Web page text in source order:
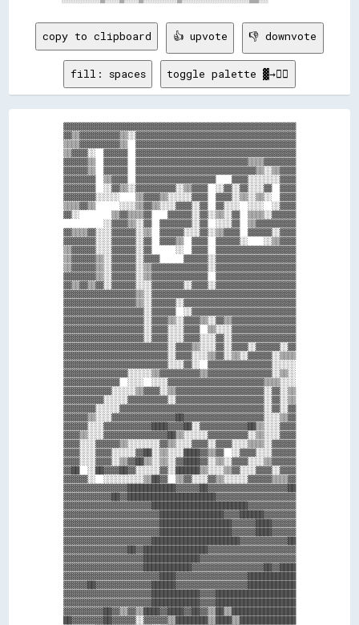
copy to clipboard 👍 upvote 👎 downvote
fill: spaces toggle palette ▓→✊🏽
▓▓▓▓▓▓▓▓▓▓▓▓▓▓▓▓▓▓▓▓▓▓▓▓▓▓▓▓▓▓▓▓▓▓▓▓▓▓▓▓▓▓▓▓▓▓▓▓▓▓▓▓▓▓▓▓▓▓
▓▓▒▒▓▓▓▓▓▓▓▓▓▓▒▒░░▓▓▓▓▓▓▓▓▓▓▓▓▓▓▓▓▓▓▓▓▓▓▓▓▓▓▓▓▓▓▓▓▓▓▓▓▓▓▓▓
▒▒▒▒▓▓▓▓▓▓▓▓▓▓▒▒  ▓▓▓▓▓▓▓▓▓▓▓▓▓▓▓▓▓▓▓▓▓▓▓▓▓▓▓▓▓▓▓▓▓▓▓▓▓▓▓▓
▒▒▓▓▓▓░░  ▓▓▓▓▓▓  ▓▓▓▓▓▓▓▓▓▓▓▓▓▓▓▓▓▓▓▓▓▓▓▓▓▓▓▓▓▓▓▓▓▓▓▓▓▓▓▓
▓▓▓▓▓▓▒▒  ▓▓▓▓▓▓  ▓▓▓▓▓▓▓▓▓▓▓▓▓▓▓▓▓▓▓▓▓▓▓▓▓▓▓▓▒▒▒▒▓▓▓▓▓▓▓▓
▓▓▓▓▓▓▒▒  ▓▓▓▓▓▓  ▓▓▓▓▓▓▓▓▓▓▓▓▓▓▓▓▓▓▓▓▓▓▓▓▓▓▓▓▓▓▒▒░░▒▒▓▓▓▓
▓▓▓▓▓▓▓▓  ▒▒▓▓▓▓  ▓▓▓▓▓▓▓▓▓▓▓▓▓▓▓▓▓▓▓▓    ▓▓▓▓░░░░░░░░▓▓▓▓
▓▓▓▓▓▓▓▓  ░░▓▓▒▒░░▓▓▓▓▓▓▓▓▓▓░░▒▒▓▓▓▓  ░░▓▓░░▓▓░░░░▓▓  ▓▓▓▓
▓▓▓▓▓▓▓▓░░░░░░    ▒▒▓▓▓▓▒▒░░░░░░▓▓▓▓  ▓▓▓▓░░▒▒░░▒▒░░  ▓▓▓▓
▒▒▒▒▓▓▒▒      ░░░░▒▒▓▓▒▒░░░░▓▓▓▓░░▓▓  ▓▓░░░░  ░░░░  ░░▓▓▓▓
▓▓░░        ▒▒▓▓▒▒▒▒▓▓    ▓▓▓▓▓▓░░▓▓░░▒▒░░▓▓  ▒▒▒▒░░▓▓▓▓▓▓
          ░░▓▓▓▓▒▒░░▓▓  ▓▓▓▓▓▓▓▓░░▓▓  ░░░░▓▓  ▒▒▓▓▓▓▓▓▓▓▓▓
▓▓▒▒▒▒▓▓░░░░▓▓▓▓▓▓░░▒▒  ▓▓▓▓▓▓░░░░▓▓░░▒▒▓▓▓▓  ▓▓▓▓▓▓░░▓▓▓▓
▓▓▓▓▓▓▓▓░░░░▓▓▓▓▓▓░░▓▓  ▓▓▓▓▒▒  ▓▓▓▓  ▓▓▓▓▓▓░░    ░░▒▒▓▓▓▓
▒▒▓▓▓▓▓▓░░░░▓▓▓▓▓▓░░▓▓      ░░  ▓▓▓▓  ▓▓▓▓▓▓▓▓▓▓▓▓▓▓▓▓▓▓▓▓
▒▒▓▓▓▓▓▓▒▒░░▓▓▓▓▓▓░░▓▓▓▓      ▓▓▓▓▓▓░░▓▓▓▓▓▓▓▓▓▓▓▓▓▓▓▓▓▓▓▓
▒▒▓▓▓▓▓▓▒▒░░▓▓▓▓▓▓░░▒▒▓▓▓▓▓▓▓▓▓▓▓▓▓▓░░▓▓▓▓▓▓▓▓▓▓▓▓▓▓▓▓▓▓▓▓
▓▓▓▓▓▓▓▓▒▒░░▓▓▓▓▓▓░░▒▒▓▓▓▓▓▓▓▓▓▓▓▓▓▓  ▓▓▓▓▓▓▓▓▓▓▓▓▓▓▓▓▓▓▓▓
▓▓▒▒▓▓▒▒▓▓░░▓▓▓▓▓▓░░░░▓▓▓▓▓▓▓▓░░▓▓▓▓░░▓▓▓▓▓▓▓▓▓▓▓▓▓▓▓▓▓▓▓▓
▓▓▓▓▓▓▓▓▓▓▓▓▓▓▓▓▓▓▒▒░░▓▓▓▓▓▓▓▓▓▓▓▓▓▓▓▓▓▓▓▓▓▓▓▓▓▓▓▓▓▓▓▓▓▓▓▓
▓▓▓▓▓▓▓▓▓▓▓▓▓▓▓▓▓▓▒▒░░▓▓▓▓▓▓░░▓▓▓▓▓▓▓▓▓▓▓▓▓▓▓▓▓▓▓▓▓▓▓▓▓▓▓▓
▓▓▓▓▓▓▓▓▓▓▓▓▓▓▓▓▓▓▓▓░░▓▓▓▓▓▓  ░░▓▓▓▓▓▓▓▓▓▓▓▓▓▓▓▓▓▓▓▓▓▓▓▓▓▓
▓▓▓▓▓▓▓▓▓▓▓▓▓▓▓▓▓▓▓▓░░▓▓▓▓▒▒░░▓▓▓▓▒▒░░▓▓▒▒▓▓▓▓▓▓▓▓▓▓▓▓▓▓▓▓
▓▓▓▓▓▓▓▓▓▓▓▓▓▓▓▓▓▓▓▓░░▓▓▓▓░░░░▓▓▓▓  ▒▒░░░░▓▓▓▓▓▓▓▓▓▓▓▓▓▓▓▓
▓▓▓▓▓▓▓▓▓▓▓▓▓▓▓▓▓▓▓▓░░▓▓▓▓░░░░▓▓▓▓░░░░▓▓░░▓▓▓▓▓▓▓▓▓▓▓▓▓▓▓▓
▓▓▓▓▓▓▓▓▓▓▓▓▓▓▓▓▓▓▓▓▓▓▓▓▓▓░░▓▓▓▓▒▒░░░░▓▓░░▓▓▓▓░░▓▓▓▓▓▓░░▓▓
▓▓▓▓▓▓▓▓▓▓▓▓▓▓▓▓▓▓▓▓▓▓▓▓▓▓░░▓▓▓▓░░░░▒▒▓▓░░▒▒░░▓▓▓▓▓▓░░▒▒▒▒
▓▓▓▓▓▓▓▓▓▓▓▓▓▓▓▓▓▓▓▓▓▓▓▓▓▓░░░░▓▓░░  ▓▓▓▓▓▓▓▓▓▓▓▓▓▓▓▓░░░░░░
▓▓▓▓▓▓▓▓▓▓▓▓▓▓▓▓░░░░░░▒▒▓▓▓▓▓▓▓▓▓▓▒▒▓▓▓▓▓▓▓▓▓▓▓▓▓▓▓▓░░▒▒░░
▓▓▓▓▓▓▓▓▓▓▓▓▓▓  ░░░░  ░░░░▓▓▓▓▓▓▓▓▓▓▓▓▓▓▓▓▓▓▓▓▓▓▓▓▒▒▒▒░░░░
▓▓▓▓▓▓▓▓▓▓▓▓░░░░░░▒▒▓▓▓▓░░▒▒▓▓▓▓▓▓▓▓▓▓▓▓▓▓▓▓▓▓▓▓▓▓░░▓▓░░▒▒
▓▓▓▓▓▓▓▓▓▓░░░░░░▓▓▓▓▓▓▓▓▓▓░░▓▓▓▓▓▓▓▓▓▓▓▓▓▓▓▓▓▓▓▓▓▓░░▓▓░░▒▒
▓▓▓▓▓▓▓▓░░░░░░▓▓▓▓▓▓▓▓▓▓▓▓▓▓▓▓▓▓▓▓▓▓▓▓▓▓▓▓▓▓▓▓▓▓▓▓░░▓▓░░▓▓
▓▓▓▓▓▓▒▒░░░░▓▓▓▓▓▓▓▓▓▓▓▓▓▓▓▓██▓▓▓▓▓▓▓▓▓▓▓▓▓▓▓▓▓▓▓▓░░░░▒▒▓▓
▓▓▓▓▓▓░░░░▓▓▓▓▓▓▓▓▓▓▓▓████▓▓▓▓██░░▓▓▓▓▓▓▓▓▓▓▓▓██▒▒░░░░▓▓▓▓
▓▓▓▓▒▒░░░░▓▓▓▓▓▓▓▓▓▓▓▓▓▓▓▓██▒▒░░░░░░▓▓▓▓▓▓▓▓▓▓░░▒▒░░░░▓▓▓▓
▓▓▓▓░░░░▓▓▓▓▓▓▒▒░░░░░░░░▓▓▒▒░░░░▓▓▓▓░░▓▓▓▓░░░░▒▒▒▒░░▓▓▓▓▓▓
▓▓▓▓░░░░▓▓▓▓░░░░░░▓▓██░░▒▒░░░░████▓▓▒▒▓▓  ░░▓▓▓▓░░░░▓▓▓▓▓▓
▓▓▓▓░░░░▓▓▓▓░░▒▒▓▓██▒▒░░▒▒░░▓▓████▓▓░░▒▒░░▓▓▓▓░░░░▒▒▓▓▓▓▓▓
▓▓██  ░░██▓▓▓▓██▓▓░░░░░░▓▓░░██████▒▒░░░░▒▒▓▓░░░░▓▓▓▓░░▓▓▓▓
▓▓▓▓▓▓░░  ░░░░░░░░░░▒▒██▓▓  ▒▒▓▓░░░░▓▓▒▒░░░░░░▓▓▓▓▓▓▒▒▒▒▓▓
▓▓▓▓▓▓▓▓▓▓▓▓▓▓▓▓████████████▓▓▓▓▓▓██▓▓▓▓▓▓▓▓▓▓▓▓▓▓▓▓▓▓▓▓██
▓▓▓▓▓▓▓▓▓▓▓▓██▓▓██████████████████████▓▓▓▓▓▓▓▓▓▓▓▓▓▓▓▓▓▓▓▓
▓▓▓▓▓▓▓▓▓▓▓▓▓▓▓▓▓▓▓▓▓▓████████████████████████▓▓▓▓▓▓▓▓▓▓▓▓
▓▓▓▓▓▓▓▓▓▓▓▓▓▓▓▓▓▓▓▓▓▓▓▓████████████████▓▓▓▓██████▓▓▓▓▓▓▓▓
▓▓▓▓▓▓▓▓▓▓▓▓▓▓▓▓▓▓▓▓▓▓▓▓██████████████████▓▓▓▓▓▓████▓▓▓▓▓▓
▓▓▓▓▓▓▓▓▓▓▓▓▓▓▓▓▓▓▓▓▓▓▓▓██████████████████▓▓▓▓▓▓████▓▓▓▓▓▓
▓▓▓▓▓▓▓▓▓▓▓▓▓▓▓▓▓▓▓▓▓▓██████████████████████▓▓▓▓▓▓▓▓▓▓▓▓██
▓▓▓▓▓▓▓▓▓▓▓▓▓▓▓▓██▓▓████████████████▓▓▓▓▓▓▓▓▓▓▓▓▓▓▓▓▓▓▓▓▓▓
▓▓▓▓▓▓▓▓▓▓▓▓▓▓▓▓▓▓▓▓██████████████▓▓▓▓▓▓▓▓▓▓▓▓▓▓▓▓▓▓▓▓▓▓▓▓
▓▓▓▓▓▓▓▓▓▓▓▓▓▓▓▓▓▓▓▓████████████▓▓▓▓▓▓▓▓▓▓▓▓▓▓▓▓▓▓██▓▓████
▓▓▓▓▓▓▓▓▓▓▓▓▓▓▓▓▓▓▓▓▓▓▓▓████▓▓▓▓▓▓▓▓▓▓▓▓▓▓▓▓▓▓████████████
▓▓▓▓▓▓██▓▓▓▓▓▓▓▓▓▓▓▓▓▓██████▓▓▓▓▓▓▓▓▓▓▓▓▓▓▓▓▓▓████████████
▓▓▓▓▓▓▓▓▓▓▓▓▓▓▓▓▓▓▓▓▓▓████████████▓▓▓▓████████████████████
▓▓▓▓▓▓▓▓▓▓▓▓▓▓▓▓▓▓▓▓▓▓████████████▓▓▓▓████████████████████
▓▓▓▓▓▓▓▓▓▓██▓▓▒▒▓▓▒▒████▓▓████▓▓██▓▓▒▒██▒▒████████████████
██▓▓▓▓▓▓▓▓██▓▓▓▓▓▓░░▓▓▓▓▓▓▒▒████████▒▒████▒▒██████████████